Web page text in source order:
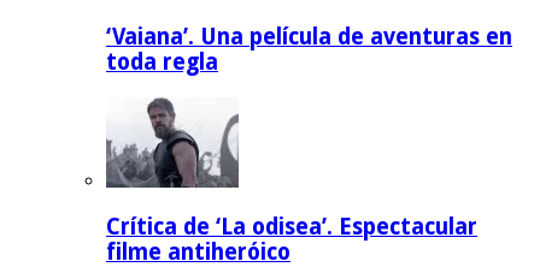
‘Vaiana’. Una película de aventuras en
toda regla
Crítica de ‘La odisea’. Espectacular
filme antiheróico